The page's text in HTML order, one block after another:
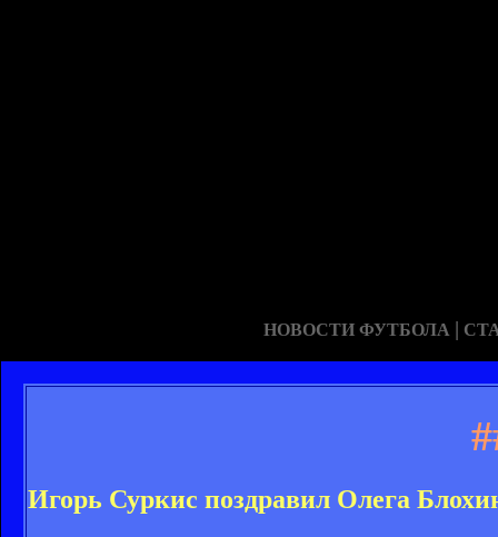
НОВОСТИ ФУТБОЛА |
Игорь Суркис поздравил Олега